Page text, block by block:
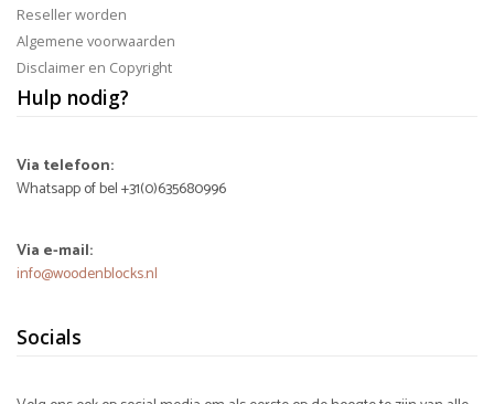
Reseller worden
Algemene voorwaarden
Disclaimer en Copyright
Hulp nodig?
Via telefoon:
Whatsapp of bel +31(0)635680996
Via e-mail:
info@woodenblocks.nl
Socials